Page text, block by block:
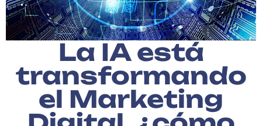
La IA está
transformando
el Marketing